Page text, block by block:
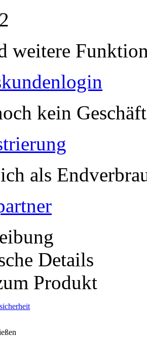
weitere
kein
als
Details
Produkt